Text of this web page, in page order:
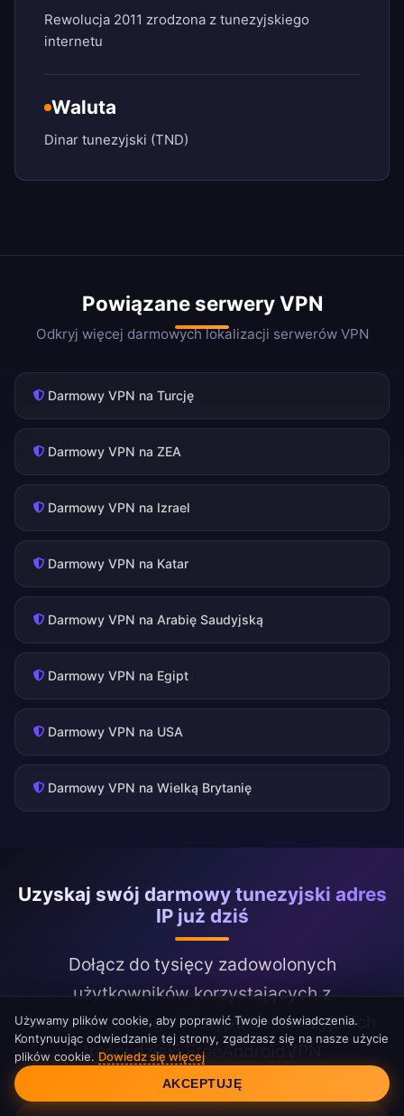
Rewolucja 2011 zrodzona z tunezyjskiego
internetu
Waluta
Dinar tunezyjski (TND)
Powiązane serwery VPN
Odkryj więcej darmowych lokalizacji serwerów VPN
Darmowy VPN na Turcję
Darmowy VPN na ZEA
Darmowy VPN na Izrael
Darmowy VPN na Katar
Darmowy VPN na Arabię Saudyjską
Darmowy VPN na Egipt
Darmowy VPN na USA
Darmowy VPN na Wielką Brytanię
Uzyskaj swój darmowy tunezyjski adres
IP już dziś
Dołącz do tysięcy zadowolonych
użytkowników korzystających z
nieograniczonego dostępu do tunezyjskich
treści dzięki FreeAndroidVPN
Zgoda na pliki cookie
Używamy plików cookie, aby poprawić Twoje doświadczenia.
Kontynuując odwiedzanie tej strony, zgadzasz się na nasze użycie
plików cookie. Dowiedz się więcej
AKCEPTUJĘ